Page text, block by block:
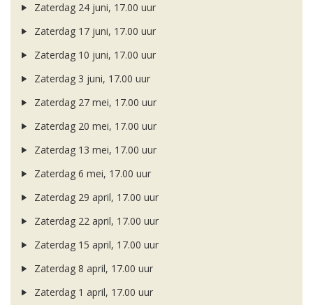
Zaterdag 24 juni, 17.00 uur
Zaterdag 17 juni, 17.00 uur
Zaterdag 10 juni, 17.00 uur
Zaterdag 3 juni, 17.00 uur
Zaterdag 27 mei, 17.00 uur
Zaterdag 20 mei, 17.00 uur
Zaterdag 13 mei, 17.00 uur
Zaterdag 6 mei, 17.00 uur
Zaterdag 29 april, 17.00 uur
Zaterdag 22 april, 17.00 uur
Zaterdag 15 april, 17.00 uur
Zaterdag 8 april, 17.00 uur
Zaterdag 1 april, 17.00 uur